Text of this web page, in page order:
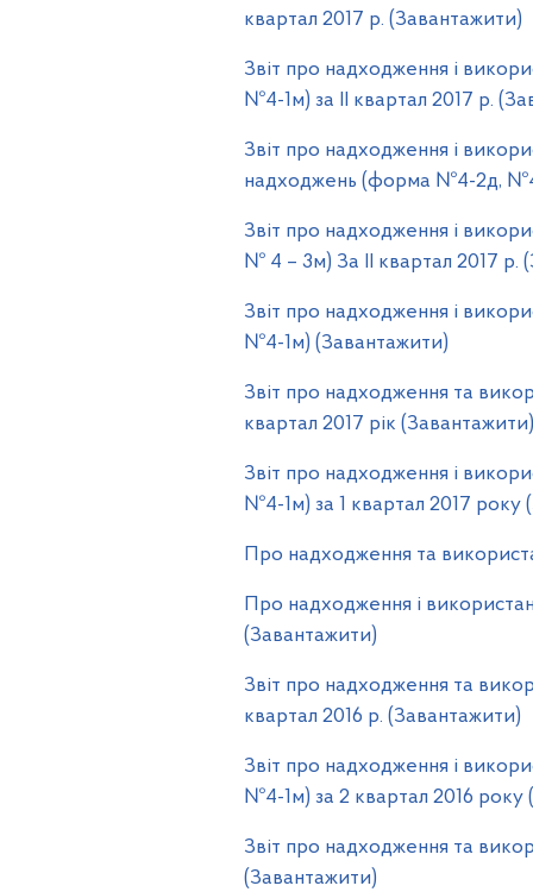
квартал 2017 р. (Завантажити)
Звіт про надходження і
№4-1м) за ІІ квартал 2017 р.
Звіт про надходження і
надходжень (форма №4-2д, №4-
Звіт про надходження і
№ 4 – 3м) За ІІ квартал 2017 р.
Звіт про надходження і
№4-1м) (Завантажити)
Звіт про надходження та
квартал 2017 рік (Завантажити)
Звіт про надходження і
№4-1м) за 1 квартал 2017 року
Про надходження та
Про надходження і
(Завантажити)
Звіт про надходження та
квартал 2016 р. (Завантажити)
Звіт про надходження і
№4-1м) за 2 квартал 2016 року
Звіт про надходження та
(Завантажити)